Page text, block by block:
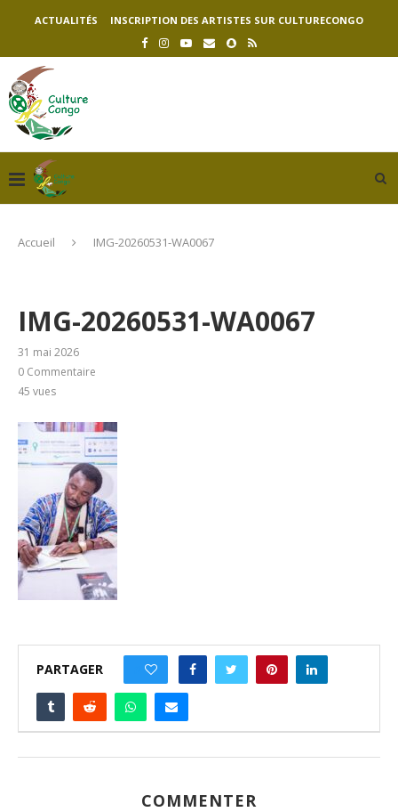
ACTUALITÉS INSCRIPTION DES ARTISTES SUR CULTURECONGO
Accueil IMG-20260531-WA0067
IMG-20260531-WA0067
31 mai 2026
0 Commentaire
45 vues
PARTAGER
COMMENTER